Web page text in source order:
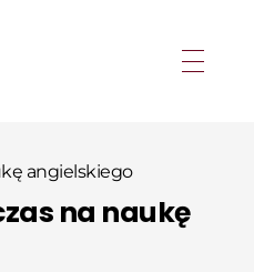
angielskiego
na naukę